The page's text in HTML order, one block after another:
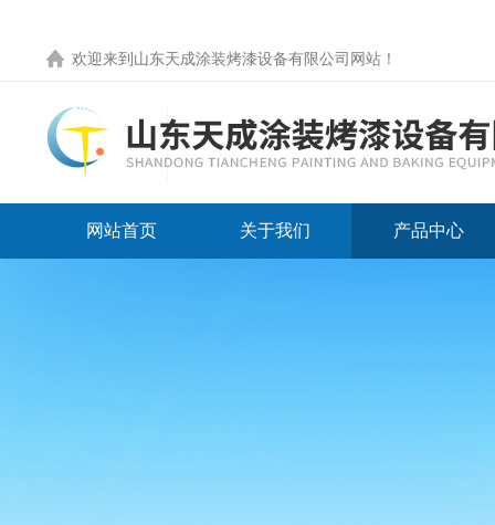
欢迎来到 山东天成涂装烤漆设备有限公司网站 ！
网站首页 关于我们 产品中心